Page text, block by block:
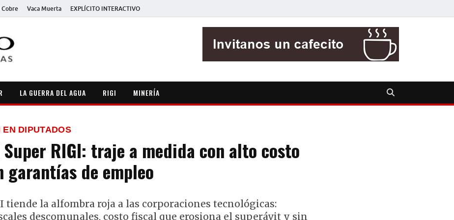
Vaca Muerta EXPLÍCITO INTERACTIVO
LA GUERRA DEL AGUA RIGI MINERÍA
DIPUTADOS
Super RIGI: traje a medida con alto costo
garantías de empleo
tiende la alfombra roja a las corporaciones tecnológicas:
descomunales, costo fiscal que erosiona el superávit y sin